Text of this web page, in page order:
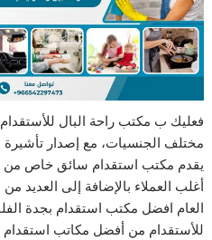
فعليك ب مكتب راحة البال
مختلف الجنسيات، مع إصدار تأشيرة
يقدم مكتب استقدام سائق خاص من
أغلب العملاء بالإضافة إلى العديد
العام افضل مكتب استقدام بجدة
للأستقدام من أفضل مكاتب